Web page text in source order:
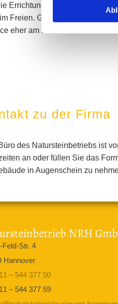
Errichtung von Treppen oder
Freien. Grabsteine werden
eher am Rande unseres
zu der Firma
des Natursteinbetriebs ist
an oder füllen Sie das
in Augenschein zu
NRH
Feld-Str. 4
Hannover
– 544 377 50
– 544 377 59